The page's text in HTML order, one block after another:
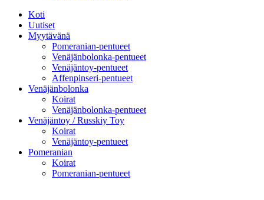
Koti
Uutiset
Myytävänä
Pomeranian-pentueet
Venäjänbolonka-pentueet
Venäjäntoy-pentueet
Affenpinseri-pentueet
Venäjänbolonka
Koirat
Venäjänbolonka-pentueet
Venäjäntoy / Russkiy Toy
Koirat
Venäjäntoy-pentueet
Pomeranian
Koirat
Pomeranian-pentueet